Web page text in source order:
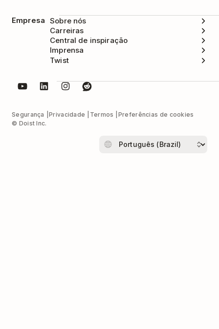
Empresa Sobre nós
Carreiras
Central de inspiração
Imprensa
Twist
Segurança Privacidade Termos
Preferências de cookies
© Doist Inc.